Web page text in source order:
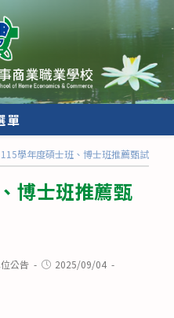
單
115學年度碩士班、博士班推薦甄試招生
博士班推薦甄
公告
Post2025/09/04